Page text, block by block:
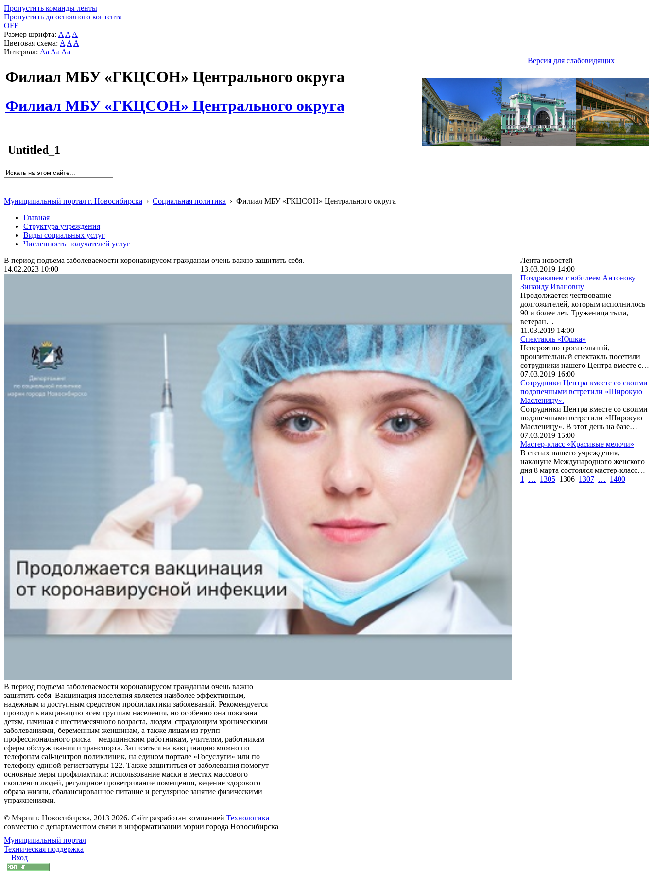
Пропустить команды ленты
Пропустить до основного контента
OFF
Размер шрифта: A A A
Цветовая схема: A A A
Интервал: Aa Aa Aa
Версия для слабовидящих
Филиал МБУ «ГКЦСОН» Центрального округа
Филиал МБУ «ГКЦСОН» Центрального округа
Untitled_1
Муниципальный портал г. Новосибирска › Социальная политика › Филиал МБУ «ГКЦСОН» Центрального округа
Главная
Структура учреждения
Виды социальных услуг
Численность получателей услуг
В период подъема заболеваемости коронавирусом гражданам очень важно защитить себя.
14.02.2023 10:00
В период подъема заболеваемости коронавирусом гражданам очень важно
защитить себя. Вакцинация населения является наиболее эффективным,
надежным и доступным средством профилактики заболеваний. Рекомендуется
проводить вакцинацию всем группам населения, но особенно она показана
детям, начиная с шестимесячного возраста, людям, страдающим хроническими
заболеваниями, беременным женщинам, а также лицам из групп
профессионального риска – медицинским работникам, учителям, работникам
сферы обслуживания и транспорта. Записаться на вакцинацию можно по
телефонам call-центров поликлиник, на едином портале «Госуслуги» или по
телефону единой регистратуры 122. Также защититься от заболевания помогут
основные меры профилактики: использование маски в местах массового
скопления людей, регулярное проветривание помещения, ведение здорового
образа жизни, сбалансированное питание и регулярное занятие физическими
упражнениями.
Лента новостей
13.03.2019 14:00
Поздравляем с юбилеем Антонову
Зинаиду Ивановну
Продолжается чествование
долгожителей, которым исполнилось
90 и более лет. Труженица тыла,
ветеран…
11.03.2019 14:00
Спектакль «Юшка»
Невероятно трогательный,
пронзительный спектакль посетили
сотрудники нашего Центра вместе с…
07.03.2019 16:00
Сотрудники Центра вместе со своими
подопечными встретили «Широкую
Масленицу».
Сотрудники Центра вместе со своими
подопечными встретили «Широкую
Масленицу». В этот день на базе…
07.03.2019 15:00
Мастер-класс «Красивые мелочи»
В стенах нашего учреждения,
накануне Международного женского
дня 8 марта состоялся мастер-класс…
1
… 1305 1306 1307 … 1400
© Мэрия г. Новосибирска, 2013-2026. Сайт разработан компанией Технологика
совместно с департаментом связи и информатизации мэрии города Новосибирска
Муниципальный портал
Техническая поддержка
Вход